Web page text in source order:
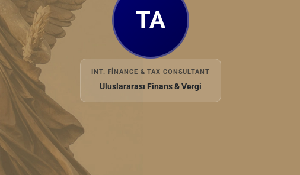
TA
INT. FINANCE & TAX CONSULTANT
Uluslararası Finans & Vergi